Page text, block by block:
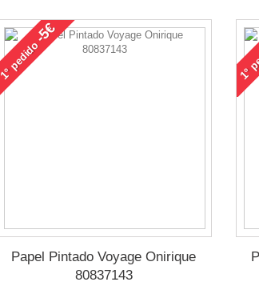
1°
pedido
-5€
Papel Pintado Voyage Onirique
80837143
1°